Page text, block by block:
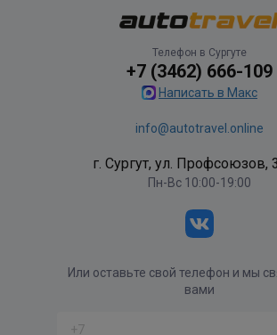
Телефон в Сургуте
+7 (3462) 666-109
Написать в Макс
info@autotravel.online
г. Сургут, ул. Профсоюзов,
Пн-Вс 10:00-19:00
Или оставьте свой телефон и мы
вами